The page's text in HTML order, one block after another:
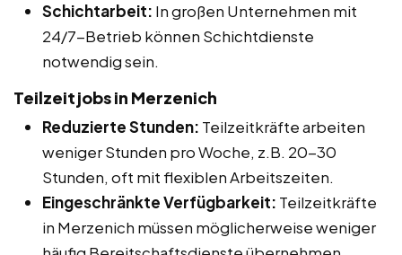
Schichtarbeit: In großen Unternehmen mit
24/7-Betrieb können Schichtdienste
notwendig sein.
Teilzeitjobs in Merzenich
Reduzierte Stunden: Teilzeitkräfte arbeiten
weniger Stunden pro Woche, z.B. 20-30
Stunden, oft mit flexiblen Arbeitszeiten.
Eingeschränkte Verfügbarkeit: Teilzeitkräfte
in Merzenich müssen möglicherweise weniger